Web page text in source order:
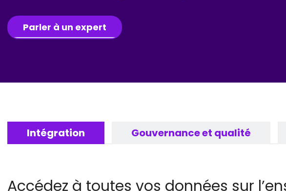
Parler à un expert
Intégration Gouvernance et qualité
Accédez à toutes vos données sur